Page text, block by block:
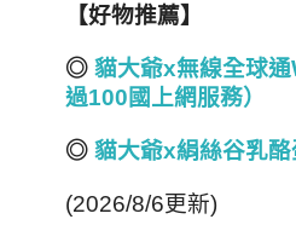
【好物推薦】
◎ 貓大爺x無線全球
過100國上網服務）
◎ 貓大爺x絹絲谷乳
(2026/8/6更新)